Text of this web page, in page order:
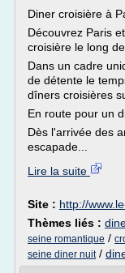
Diner croisière à
Découvrez Paris
croisière le long
Dans un cadre
de détente le
dîners croisières
En route pour un
Dès l'arrivée des
escapade...
Lire la suite
Site : http://
Thèmes liés :
seine romantique /
seine diner nuit/